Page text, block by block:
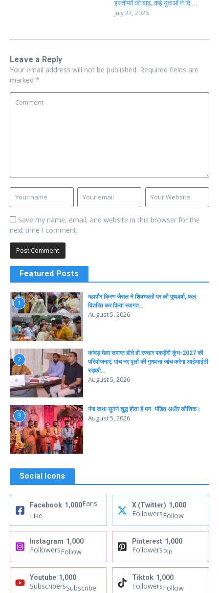
इस्तीफों की बाढ़, कई युवाओं ने दि ...
July 27, 2026
Leave a Reply
Your email address will not be published. Required fields are
marked *
Save my name, email, and website in this browser for the
next time I comment.
Featured Posts
1
महापौर किरण जैसल ने शिवभक्तों पर की पुष्पवर्षा, फल
वितरित कर किया स्वागत…
August 5, 2026
2
कांवड़ मेला समाप्त होते ही रफ्तार पकड़ेंगी कुंभ-2027 की
परियोजनाएं, पांच नए पुलों की गुणवत्ता जांच करेगा आईआईटी
रुड़की…
August 5, 2026
3
गंगा कथा सुनने शुद्ध होता है मन -पंडित अधीर कौशिक।
August 5, 2026
Social Icons
Facebook 1,000Fans
Like
X (Twitter) 1,000
FollowersFollow
Instagram 1,000
FollowersFollow
Pinterest 1,000
FollowersPin
Youtube 1,000
SubscribersSubscribe
Tiktok 1,000
FollowersFollow